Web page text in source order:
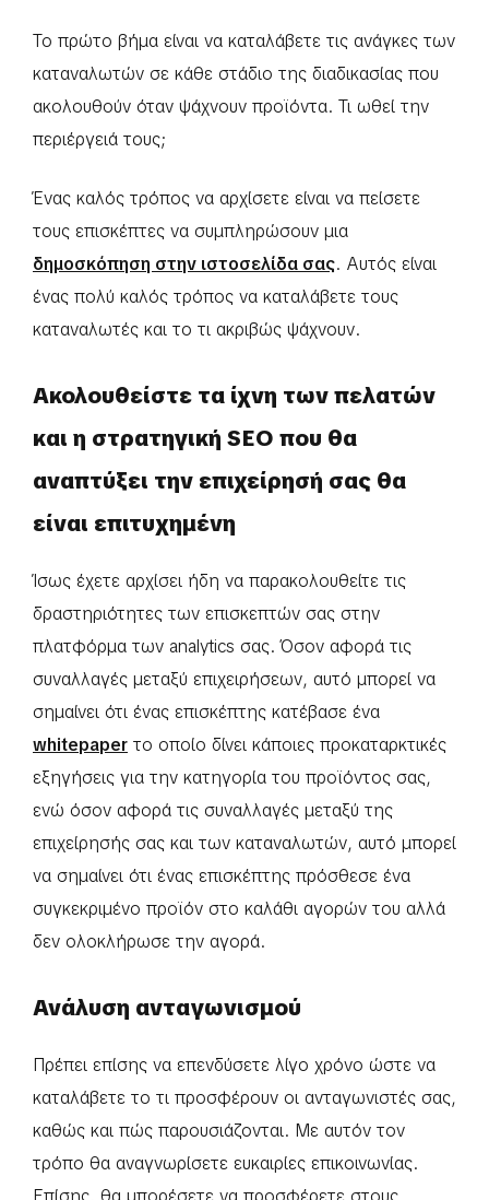
Το πρώτο βήμα είναι να καταλάβετε τις ανάγκες των
καταναλωτών σε κάθε στάδιο της διαδικασίας που
ακολουθούν όταν ψάχνουν προϊόντα. Τι ωθεί την
περιέργειά τους;
Ένας καλός τρόπος να αρχίσετε είναι να πείσετε
τους επισκέπτες να συμπληρώσουν μια
δημοσκόπηση στην ιστοσελίδα σας. Αυτός είναι
ένας πολύ καλός τρόπος να καταλάβετε τους
καταναλωτές και το τι ακριβώς ψάχνουν.
Ακολουθείστε τα ίχνη των πελατών
και η στρατηγική SEO που θα
αναπτύξει την επιχείρησή σας θα
είναι επιτυχημένη
Ίσως έχετε αρχίσει ήδη να παρακολουθείτε τις
δραστηριότητες των επισκεπτών σας στην
πλατφόρμα των analytics σας. Όσον αφορά τις
συναλλαγές μεταξύ επιχειρήσεων, αυτό μπορεί να
σημαίνει ότι ένας επισκέπτης κατέβασε ένα
whitepaper το οποίο δίνει κάποιες προκαταρκτικές
εξηγήσεις για την κατηγορία του προϊόντος σας,
ενώ όσον αφορά τις συναλλαγές μεταξύ της
επιχείρησής σας και των καταναλωτών, αυτό μπορεί
να σημαίνει ότι ένας επισκέπτης πρόσθεσε ένα
συγκεκριμένο προϊόν στο καλάθι αγορών του αλλά
δεν ολοκλήρωσε την αγορά.
Ανάλυση ανταγωνισμού
Πρέπει επίσης να επενδύσετε λίγο χρόνο ώστε να
καταλάβετε το τι προσφέρουν οι ανταγωνιστές σας,
καθώς και πώς παρουσιάζονται. Με αυτόν τον
τρόπο θα αναγνωρίσετε ευκαιρίες επικοινωνίας.